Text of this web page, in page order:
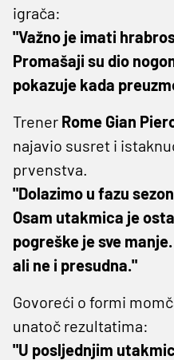
igrača:
"Važno je imati
Promašaji su dio
pokazuje kada
Trener Rome Gian
najavio susret i
prvenstva.
"Dolazimo u fazu
Osam utakmica je
pogreške je sve
ali ne i presudna."
Govoreći o formi
unatoč rezultatima:
"U posljednjim